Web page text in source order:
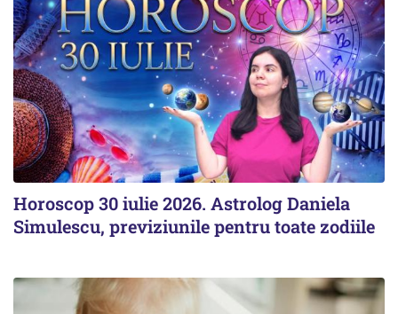
Horoscop 30 iulie 2026. Astrolog Daniela
Simulescu, previziunile pentru toate zodiile